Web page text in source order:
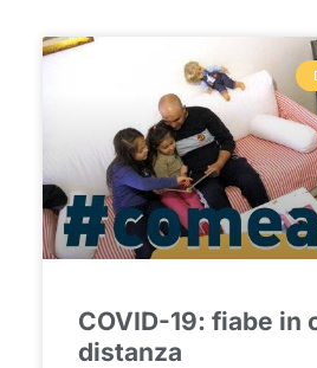
COVID-19: fiabe in
distanza